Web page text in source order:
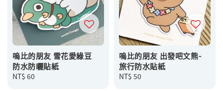
嗚比的朋友 雪花愛綠豆
防水防曬貼紙
Regular
NT$ 60
嗚比的朋友 出發吧文熊-
旅行防水貼紙
Regular
NT$ 50